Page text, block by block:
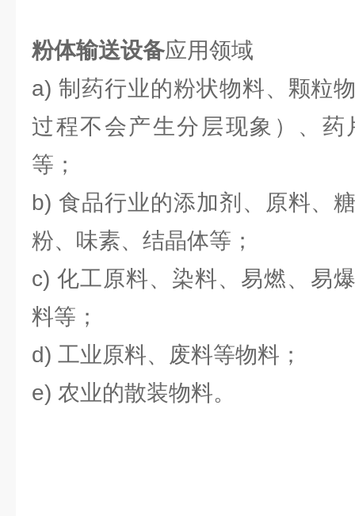
粉体输送设备应用领域
a) 制药行业的粉状物料、颗粒
过程不会产生分层现象）、药
等；
b) 食品行业的添加剂、原料、
粉、味素、结晶体等；
c) 化工原料、染料、易燃、易
料等；
d) 工业原料、废料等物料；
e) 农业的散装物料。